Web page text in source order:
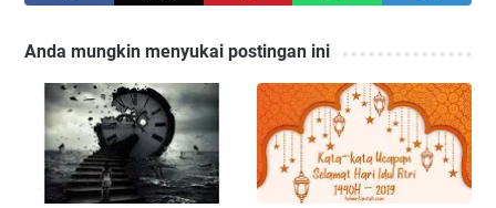
Anda mungkin menyukai postingan ini